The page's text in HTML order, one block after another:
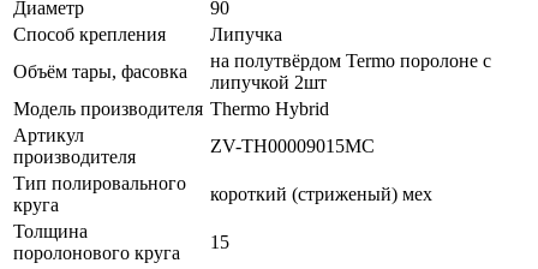
Диаметр
90
Способ крепления
Липучка
Объём тары, фасовка
на полутвёрдом Termo поролоне с
липучкой 2шт
Модель производителя Thermo Hybrid
Артикул
производителя
ZV-TH00009015MC
Тип полировального
круга
короткий (стриженый) мех
Толщина
поролонового круга
15